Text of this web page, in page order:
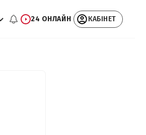
24 ОНЛАЙН КАБІНЕТ